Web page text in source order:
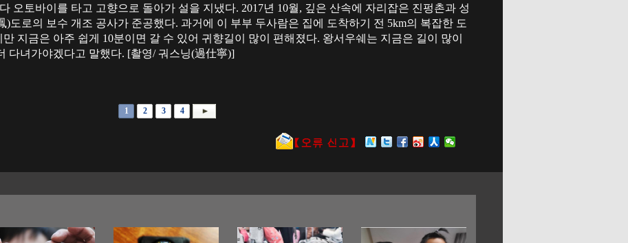
오토바이를 타고 고향으로 돌아가 설을 지냈다. 2017년 10월, 깊은 산속에 자리잡은 진펑촌과 성
)도로의 보수 개조 공사가 준공했다. 과거에 이 부부 두사람은 집에 도착하기 전 5km의 복잡한 도
지금은 아주 쉽게 10분이면 갈 수 있어 귀향길이 많이 편해졌다. 왕서우쉐는 지금은 길이 많이
다녀가야겠다고 말했다. [촬영/ 궈스닝(過仕寧)]
1 2 3 4